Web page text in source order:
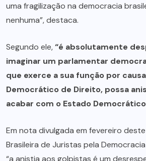
uma fragilização na democracia
nenhuma”, destaca.
Segundo ele,“é absolutamente
imaginar um parlamentar
que exerce a sua função por
Democrático de Direito, possa
acabar com o Estado
Em nota divulgada em fevereiro
Brasileira de Juristas pela
“a anistia aos golpistas é um